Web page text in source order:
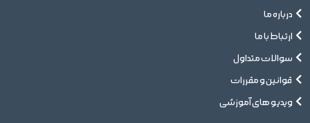
درباره ما
ارتباط با ما
سوالات متداول
قوانین و مقررات
ویدیو های آموزشی